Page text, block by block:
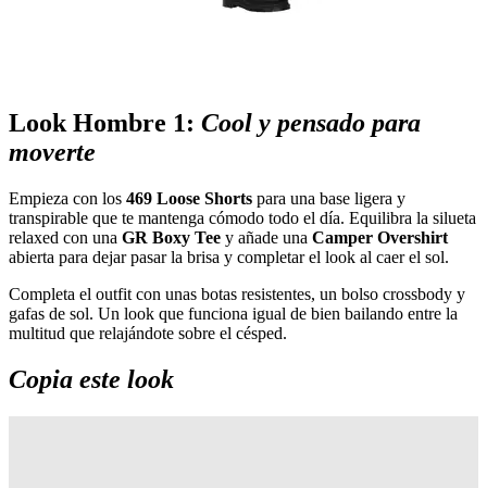
Look Hombre 1: Cool y pensado para
moverte
Empieza con los 469 Loose Shorts para una base ligera y
transpirable que te mantenga cómodo todo el día. Equilibra la silueta
relaxed con una GR Boxy Tee y añade una Camper Overshirt
abierta para dejar pasar la brisa y completar el look al caer el sol.
Completa el outfit con unas botas resistentes, un bolso crossbody y
gafas de sol. Un look que funciona igual de bien bailando entre la
multitud que relajándote sobre el césped.
Copia este look